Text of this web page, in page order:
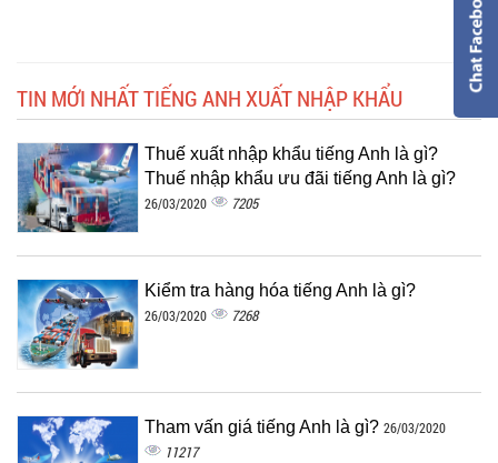
TIN MỚI NHẤT TIẾNG ANH XUẤT NHẬP KHẨU
Thuế xuất nhập khẩu tiếng Anh là gì?
Thuế nhập khẩu ưu đãi tiếng Anh là gì?
26/03/2020 7205
Kiểm tra hàng hóa tiếng Anh là gì?
26/03/2020 7268
Tham vấn giá tiếng Anh là gì? 26/03/2020
11217